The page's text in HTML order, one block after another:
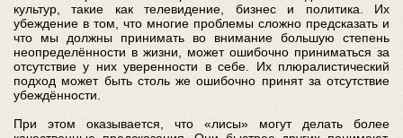
культур, такие как телевидение, бизнес и политика. Их
убеждение в том, что многие проблемы сложно предсказать и
что мы должны принимать во внимание большую степень
неопределённости в жизни, может ошибочно приниматься за
отсутствие у них уверенности в себе. Их плюралистический
подход может быть столь же ошибочно принят за отсутствие
убеждённости.
При этом оказывается, что «лисы» могут делать более